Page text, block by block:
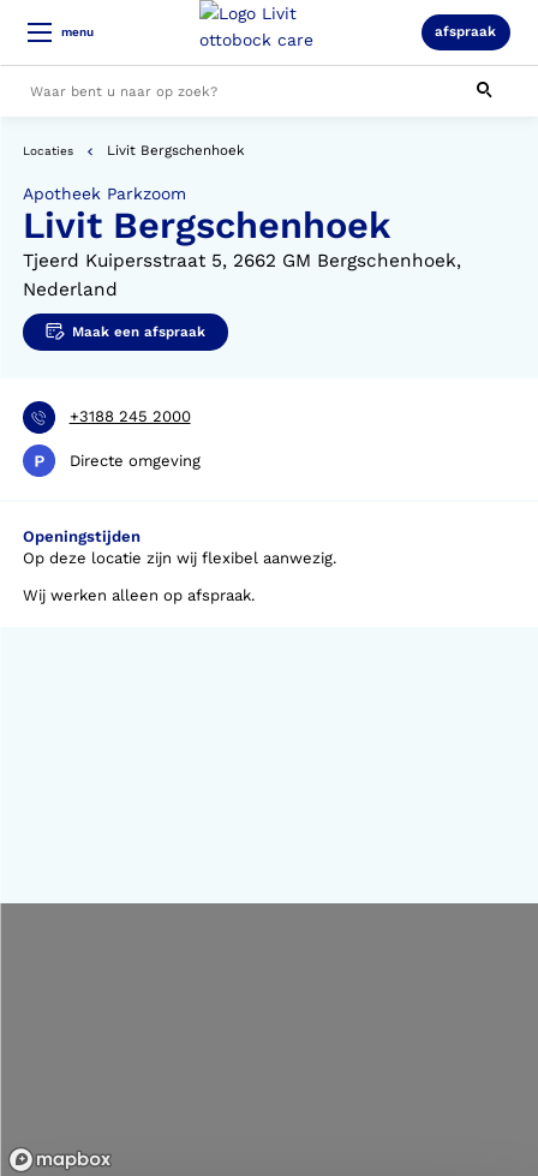
menu afspraak
Alle resultaten
Locaties Livit Bergschenhoek
Apotheek Parkzoom
Livit Bergschenhoek
Tjeerd Kuipersstraat 5, 2662 GM Bergschenhoek,
Nederland
Maak een afspraak
+3188 245 2000
Directe omgeving
Openingstijden
Op deze locatie zijn wij flexibel aanwezig.
Wij werken alleen op afspraak.